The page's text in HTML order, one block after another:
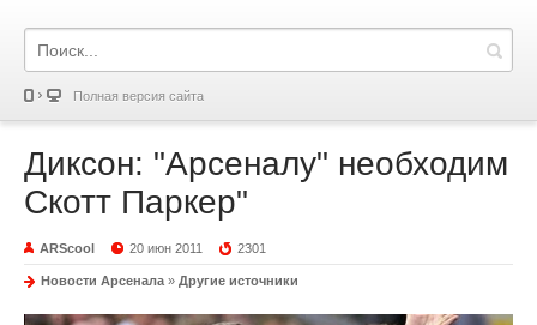
Полная версия сайта
Диксон: "Арсеналу" необходим
Скотт Паркер"
ARScool 20 июн 2011 2301
Новости Арсенала » Другие источники